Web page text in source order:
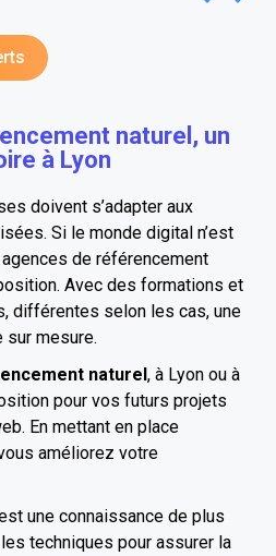
naturel, un
à Lyon
doivent s’adapter aux
Si le monde digital n’est
de référencement
Avec des formations et
différentes selon les cas, une
sur mesure.
naturel, à Lyon ou à
pour vos futurs projets
En mettant en place
améliorez votre
une connaissance de plus
techniques pour assurer la